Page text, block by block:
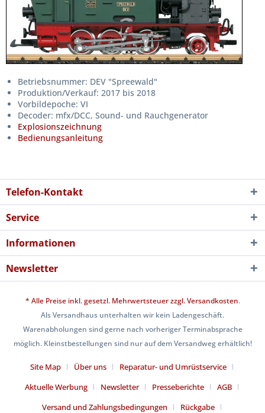
Betriebsnummer: DEV "Spreewald"
Produktion/Verkauf: 2017 bis 2018
Vorbildepoche: VI
Decoder: mfx/DCC, Sound- und Rauchgenerator
Explosionszeichnung
Bedienungsanleitung
Telefon-Kontakt
Service
Informationen
Newsletter
* Alle Preise inkl. gesetzl. Mehrwertsteuer zzgl.Versandkosten.
Als Versandhaus unterhalten wir kein Ladengeschäft.
Warenabholungen sind gerne nach vorheriger Terminabsprache
möglich. Kleinstbestellungen sind nur auf dem Versandweg erhältlich!
Site Map Über uns
Reparatur- und Umrüstservice
Aktuelle Werbung
Newsletter Presseberichte
AGB
Versand und Zahlungsbedingungen
Rückgabe